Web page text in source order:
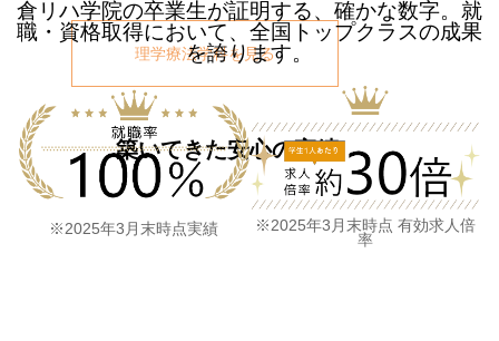
理学療法学科を見る
築いてきた安心の実績
倉リハ学院の卒業生が証明する、確かな数字。 就
職・資格取得において、全国トップクラスの成果
を誇ります。
※2025年3月末時点実績
※2025年3月末時点 有効求人倍
率